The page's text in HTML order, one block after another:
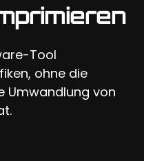
Tool
ohne die
Umwandlung von